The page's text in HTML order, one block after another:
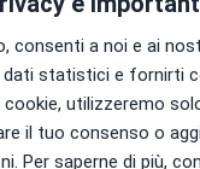
6
consenti a noi e ai
statistici e fornirti
utilizzeremo
il tuo consenso o
Per saperne di più,